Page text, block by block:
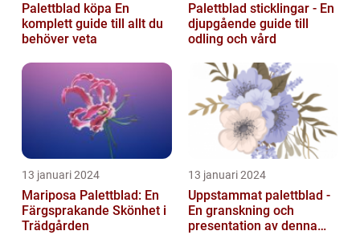
Palettblad köpa En
komplett guide till allt du
behöver veta
Palettblad sticklingar - En
djupgående guide till
odling och vård
13 januari 2024
Mariposa Palettblad: En
Färgsprakande Skönhet i
Trädgården
13 januari 2024
Uppstammat palettblad -
En granskning och
presentation av denna